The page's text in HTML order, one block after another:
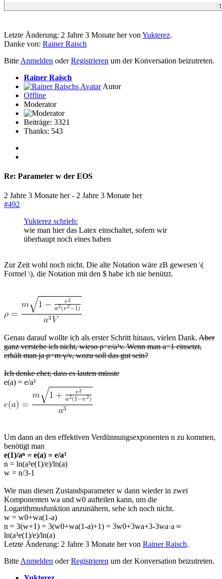
Letzte Änderung: 2 Jahre 3 Monate her von Yukterez.
Danke von: Rainer Raisch
Bitte Anmelden oderRegistrieren um der Konversation beizutreten.
Rainer Raisch
Autor
Offline
Moderator
Beiträge: 3321
Thanks: 543
Re: Parameter w der EOS
2 Jahre 3 Monate her- 2 Jahre 3 Monate her
#492
Yukterez schrieb:
wie man hier das Latex einschaltet, sofern wir
überhaupt noch eines haben
Zur Zeit wohl noch nicht. Die alte Notation wäre zB gewesen \(
Formel \), die Notation mit den $ habe ich nie benützt.
Genau darauf wollte ich als erster Schritt hinaus, vielen Dank. Aber
ganz verstehe ich nicht, wieso ρ=e/a³v. Wenn man a=1 einsetzt,
erhält man ja ρ=m·γ/v, wozu soll das gut sein?
Ich denke eher, dass es lauten müsste
e(a) = e/a³
Um dann an den effektiven Verdünnungsexponenten n zu kommen,
benötigt man
e(1)/aⁿ = e(a) = e/a³
n = ln(a³e(1)/e)/ln(a)
w = n/3-1
Wie man diesen Zustandsparameter w dann wieder in zwei
Komponenten wa und w0 aufteilen kann, um die
Logarithmusfunktion anzunähern, sehe ich noch nicht.
w = w0+wa(1-a)
n = 3(w+1) = 3(w0+wa(1-a)+1) = 3w0+3wa+3-3wa·a ≈
ln(a³e(1)/e)/ln(a)
Letzte Änderung: 2 Jahre 3 Monate her von Rainer Raisch.
Bitte Anmelden oderRegistrieren um der Konversation beizutreten.